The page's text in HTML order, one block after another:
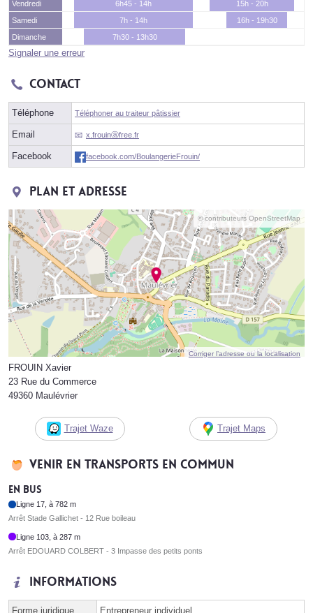
Vendredi
6h45 - 14h
15h - 20h
Samedi
7h - 14h
16h - 19h30
Dimanche
7h30 - 13h30
Signaler une erreur
Contact
Téléphone Téléphoner au traiteur pâtissier
Email x.frouinⓐfree.fr
Facebook facebook.com/BoulangerieFrouin/
Plan et adresse
© contributeurs OpenStreetMap
Corriger l’adresse ou la localisation
FROUIN Xavier
23 Rue du Commerce
49360 Maulévrier
Trajet Waze Trajet Maps
Venir en transports en commun
En bus
Ligne 17, à 782 m
Arrêt Stade Gallichet - 12 Rue boileau
Ligne 103, à 287 m
Arrêt EDOUARD COLBERT - 3 Impasse des petits ponts
Informations
Forme juridique Entrepreneur individuel